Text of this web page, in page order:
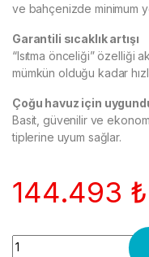
ve bahçenizde minimum
Garantili sıcaklık artışı
“Isıtma önceliği” özelliği
mümkün olduğu kadar hızlı
Çoğu havuz için
Basit, güvenilir ve
tiplerine uyum sağlar.
144.493 ₺
Quantity